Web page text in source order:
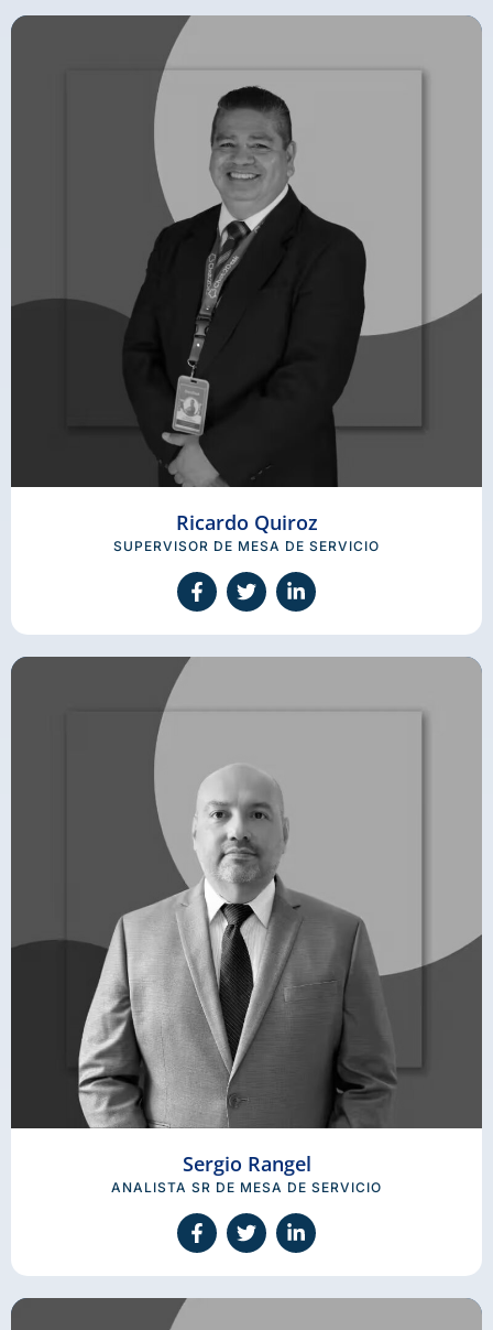
Ricardo Quiroz
SUPERVISOR DE MESA DE SERVICIO
Sergio Rangel
ANALISTA SR DE MESA DE SERVICIO